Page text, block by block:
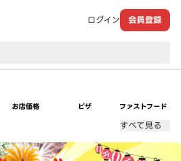
ログイン 会員登録
お店価格 ピザ ファストフード
すべて見る